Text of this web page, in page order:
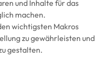
und Inhalte für das
machen.
wichtigsten Makros
zu gewährleisten und
gestalten.